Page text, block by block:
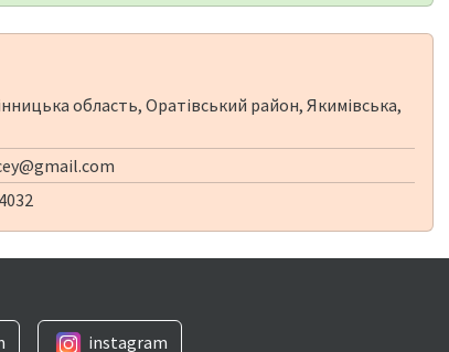
область, Оратівський район, Якимівська,
instagram